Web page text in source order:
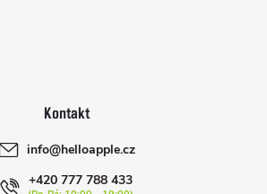
info@helloapple.cz
+420 777 788 433